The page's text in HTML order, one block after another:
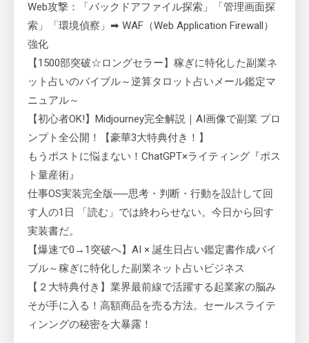
Web攻撃：「バックドアファイル探索」「管理画面探
索」「環境偵察」➡ WAF（Web Application Firewall）
強化
【1500部突破☆ロングセラー】稼ぎに特化した副業ネ
ット占いのバイブル～逆算タロット占いメール鑑定マ
ニュアル～
【初心者OK!】Midjourney完全解説｜AI画像で副業 プロ
ンプト全公開！【豪華3大特典付き！】
もうポストに悩まない！ChatGPT×ライティング『ポス
ト量産術』
仕事OS実装完全版──思考・判断・行動を設計して回
す人の1日 「読む」では終わらせない。今日から回す
実装書だ。
【爆速で0→1突破へ】AI × 誕生日占い鑑定書作成バイ
ブル～稼ぎに特化した副業ネット占いビジネス
【２大特典付き】業界最前線で活躍する起業家の脳み
そが手に入る！高額商品を売る方法。セールスライテ
ィンングの秘密を大暴露！